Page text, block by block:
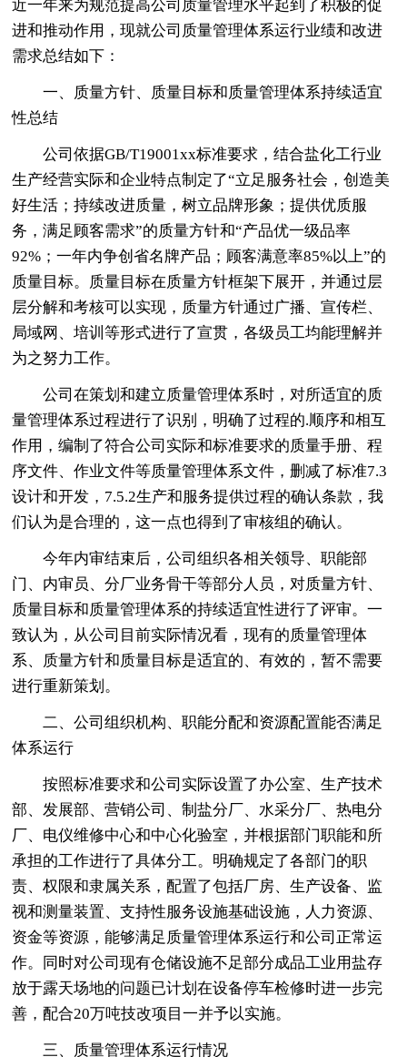
近一年来为规范提高公司质量管理水平起到了积极的促
进和推动作用，现就公司质量管理体系运行业绩和改进
需求总结如下：
一、质量方针、质量目标和质量管理体系持续适宜
性总结
公司依据GB/T19001xx标准要求，结合盐化工行业
生产经营实际和企业特点制定了“立足服务社会，创造美
好生活；持续改进质量，树立品牌形象；提供优质服
务，满足顾客需求”的质量方针和“产品优一级品率
92%；一年内争创省名牌产品；顾客满意率85%以上”的
质量目标。质量目标在质量方针框架下展开，并通过层
层分解和考核可以实现，质量方针通过广播、宣传栏、
局域网、培训等形式进行了宣贯，各级员工均能理解并
为之努力工作。
公司在策划和建立质量管理体系时，对所适宜的质
量管理体系过程进行了识别，明确了过程的.顺序和相互
作用，编制了符合公司实际和标准要求的质量手册、程
序文件、作业文件等质量管理体系文件，删减了标准7.3
设计和开发，7.5.2生产和服务提供过程的确认条款，我
们认为是合理的，这一点也得到了审核组的确认。
今年内审结束后，公司组织各相关领导、职能部
门、内审员、分厂业务骨干等部分人员，对质量方针、
质量目标和质量管理体系的持续适宜性进行了评审。一
致认为，从公司目前实际情况看，现有的质量管理体
系、质量方针和质量目标是适宜的、有效的，暂不需要
进行重新策划。
二、公司组织机构、职能分配和资源配置能否满足
体系运行
按照标准要求和公司实际设置了办公室、生产技术
部、发展部、营销公司、制盐分厂、水采分厂、热电分
厂、电仪维修中心和中心化验室，并根据部门职能和所
承担的工作进行了具体分工。明确规定了各部门的职
责、权限和隶属关系，配置了包括厂房、生产设备、监
视和测量装置、支持性服务设施基础设施，人力资源、
资金等资源，能够满足质量管理体系运行和公司正常运
作。同时对公司现有仓储设施不足部分成品工业用盐存
放于露天场地的问题已计划在设备停车检修时进一步完
善，配合20万吨技改项目一并予以实施。
三、质量管理体系运行情况